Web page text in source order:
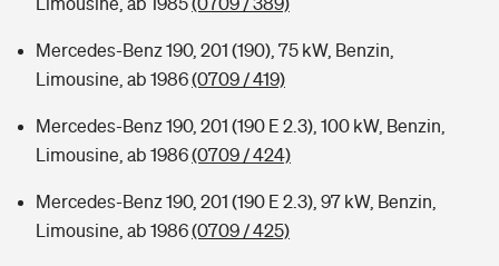
Mercedes-Benz 190, 201 (190), 75 kW, Benzin,
Limousine, ab 1986(0709 / 419)
Mercedes-Benz 190, 201 (190 E 2.3), 100 kW, Benzin,
Limousine, ab 1986(0709 / 424)
Mercedes-Benz 190, 201 (190 E 2.3), 97 kW, Benzin,
Limousine, ab 1986(0709 / 425)